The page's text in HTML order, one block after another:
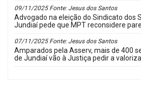
09/11/2025 Fonte: Jesus dos Santos
Advogado na eleição do Sindicato dos
Jundiaí pede que MPT reconsidere
07/11/2025 Fonte: Jesus dos Santos
Amparados pela Asserv, mais de 400
de Jundiaí vão à Justiça pedir a